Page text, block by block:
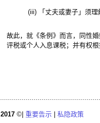
(iii) 「丈夫或妻子」须理
故此，就《条例》而言，同性
评税或个人入息课税；并有权
2017 ©| 重要告示 私隐政策